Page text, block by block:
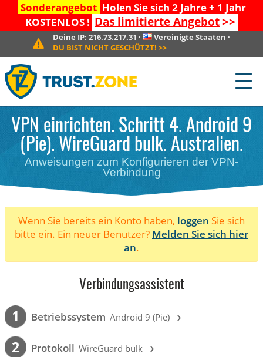
Sonderangebot Holen Sie sich 2 Jahre + 1 Jahr
KOSTENLOS ! Das limitierte Angebot>>
Deine IP:216.73.217.31 · Vereinigte Staaten ·
DU BIST NICHT GESCHÜTZT! >>
☰
VPN einrichten. Schritt 4. Android 9
(Pie). WireGuard bulk. Australien.
Anweisungen zum Konfigurieren der VPN-
Verbindung
Wenn Sie bereits ein Konto haben, loggen Sie sich
bitte ein. Ein neuer Benutzer? Melden Sie sich hier
an.
Verbindungsassistent
1 Betriebssystem Android 9 (Pie) ›
2 Protokoll WireGuard bulk ›